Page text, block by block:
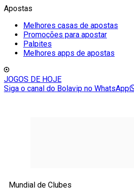
Apostas
Melhores casas de apostas
Promoções para apostar
Palpites
Melhores apps de apostas
JOGOS DE HOJE
Siga o canal do Bolavip no WhatsApp
Mundial de Clubes